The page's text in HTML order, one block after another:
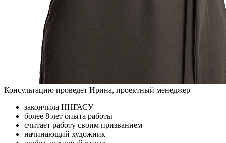
Консультацию проведет Ирина, проектный менеджер
закончила ННГАСУ
более 8 лет опыта работы
считает работу своим призванием
начинающий художник